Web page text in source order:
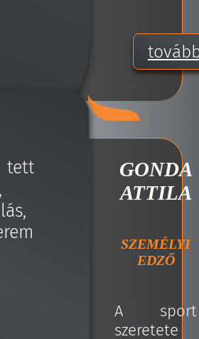
GONDA
ATTILA
SZEMÉLYI
EDZŐ
A sport
szeretete